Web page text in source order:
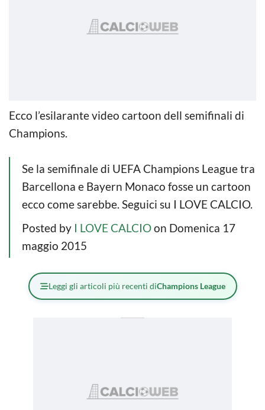
Ecco l’esilarante video cartoon dell semifinali di
Champions.
Se la semifinale di UEFA Champions League tra
Barcellona e Bayern Monaco fosse un cartoon
ecco come sarebbe. Seguici su I LOVE CALCIO.
Posted by I LOVE CALCIOon Domenica 17
maggio 2015
Leggi gli articoli più recenti diChampions League